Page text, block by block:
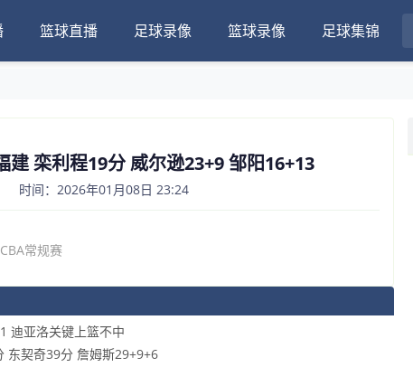
篮球直播 足球录像 篮球录像 足球集锦
建 栾利程19分 威尔逊23+9 邹阳16+13
时间：2026年01月08日 23:24
CBA常规赛
迪亚洛关键上篮不中
东契奇39分 詹姆斯29+9+6